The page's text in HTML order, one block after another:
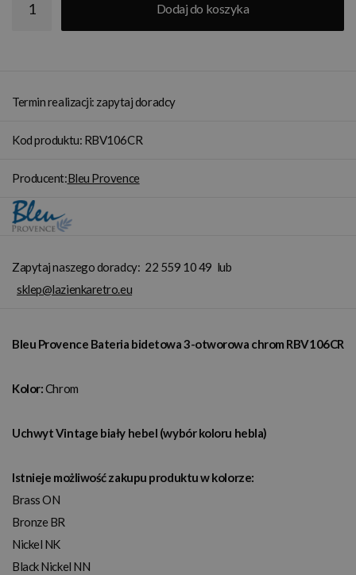
Dodaj do koszyka
Termin realizacji: zapytaj doradcy
Kod produktu: RBV106CR
Producent:Bleu Provence
Zapytaj naszego doradcy: 22 559 10 49 lub
sklep@lazienkaretro.eu
Bleu Provence Bateria bidetowa 3-otworowa chrom RBV106CR
Kolor:Chrom
Uchwyt Vintage biały hebel (wybór koloru hebla)
Istnieje możliwość zakupu produktu w kolorze:
Brass ON
Bronze BR
Nickel NK
Black Nickel NN